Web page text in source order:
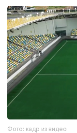
Фото: кадр из видео